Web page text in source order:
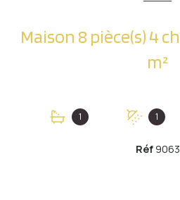
Maison 8 pièce(s) 4 chambre(s) 198.38
m²
1 1
Réf 9063